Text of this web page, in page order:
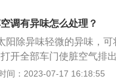
导致空调风道会有水气
发出异味原因：空调系统
如果排水管堵塞，会导
，从而产生霉菌发出霉
调有异味怎么处理？
阳除异味轻微的异味，
开全部车门使脏空气排
会出现尘土和霉菌，必
间：2023-07-17 16:18:55